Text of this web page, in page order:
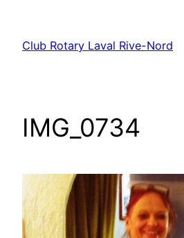
contenu
Club Rotary Laval Rive-Nord
IMG_0734